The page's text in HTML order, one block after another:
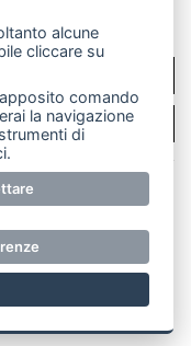
i diritti riservati.
anche
la
RI Lecco
10.329,14 €
alcune
cliccare su
comando
la navigazione
di